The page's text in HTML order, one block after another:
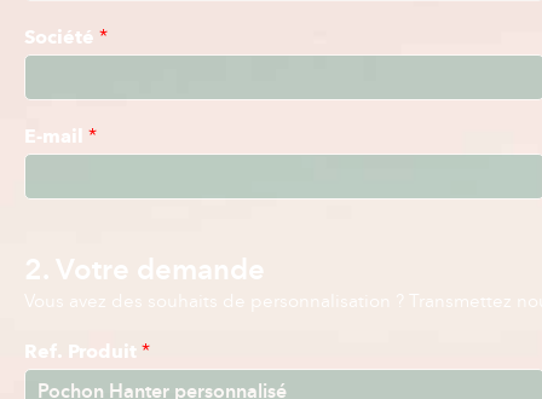
Société *
E-mail *
2. Votre demande
Vous avez des souhaits de personnalisation ? Transmettez
Ref. Produit *